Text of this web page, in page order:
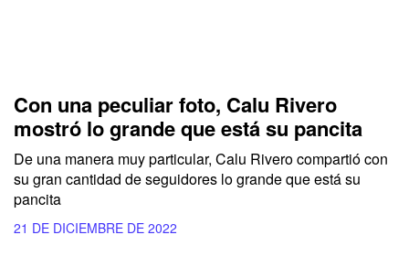
Con una peculiar foto, Calu Rivero
mostró lo grande que está su pancita
De una manera muy particular, Calu Rivero compartió con
su gran cantidad de seguidores lo grande que está su
pancita
21 DE DICIEMBRE DE 2022